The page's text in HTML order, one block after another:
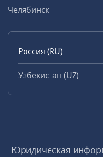
Челябинск
Россия (RU)
Узбекистан (UZ)
Юридическая